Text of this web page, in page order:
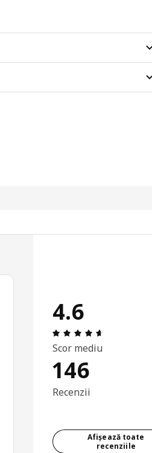
4.6
Scor mediu
146
Recenzii
Afișează toate
recenziile